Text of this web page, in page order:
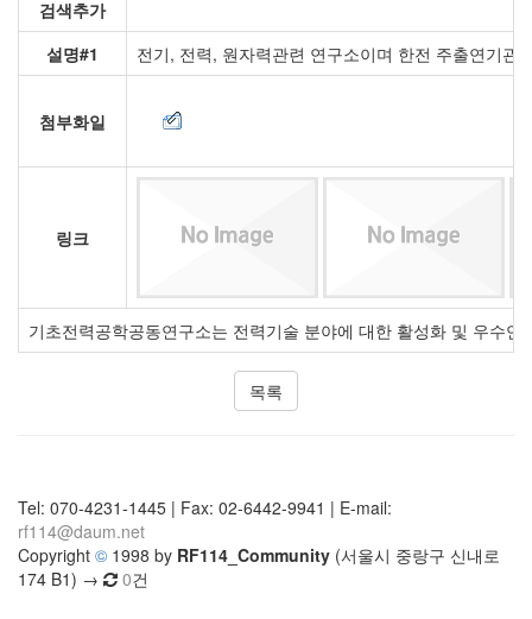
검색추가
설명#1
전기, 전력, 원자력관련 연구소이며 한전 주출연기
첨부화일
링크
기초전력공학공동연구소는 전력기술 분야에 대한 활성화 및 우수
목록
Tel: 070-4231-1445 | Fax: 02-6442-9941 | E-mail:
rf114@daum.net
Copyright © 1998 by RF114_Community (서울시 중랑구 신내로
174 B1) →
0건